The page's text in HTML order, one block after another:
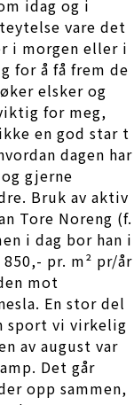
idag og i
vare det
i morgen eller i
for å få frem de
elsker og
for meg,
en god star t
dagen har
gjerne
Bruk av aktiv
Tore Noreng (f.
i dag bor han i
pr. m² pr/år
mot
En stor del
sport vi virkelig
av august var
Det går
opp sammen,